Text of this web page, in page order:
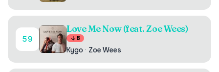
59
Love Me Now (feat. Zoe Wees)
8
Kygo · Zoe Wees